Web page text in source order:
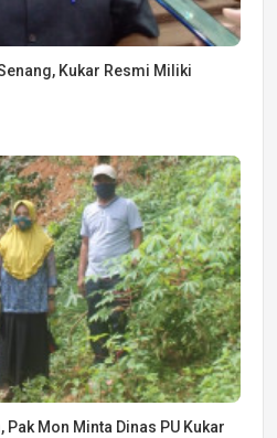
Kukar Resmi Miliki
Mon Minta Dinas PU Kukar